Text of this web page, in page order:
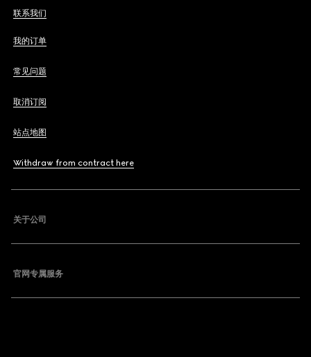
联系我们
我的订单
常见问题
取消订阅
站点地图
Withdraw from contract here
关于公司
官网专属服务